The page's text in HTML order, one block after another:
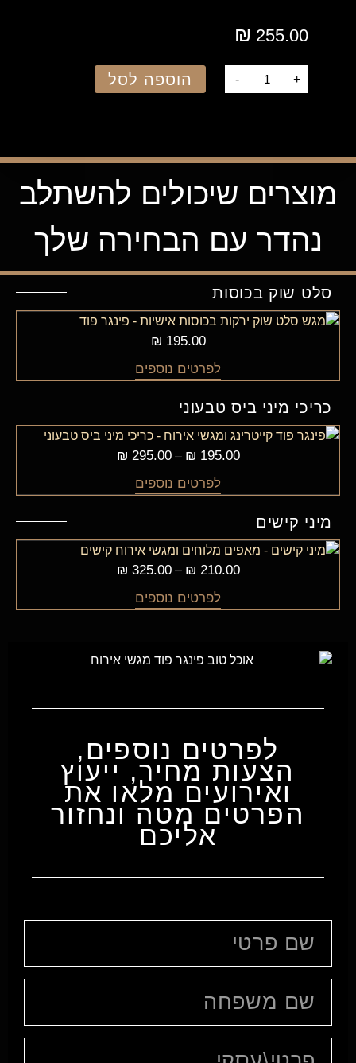
₪ 255.00
- + הוספה לסל
מוצרים שיכולים להשתלב
נהדר עם הבחירה שלך
סלט שוק בכוסות
₪ 195.00
לפרטים נוספים
כריכי מיני ביס טבעוני
₪ 195.00
–
₪ 295.00
לפרטים נוספים
מיני קישים
₪ 210.00
–
₪ 325.00
לפרטים נוספים
לפרטים נוספים,
הצעות מחיר, ייעוץ
ואירועים מלאו את
הפרטים מטה ונחזור
אליכם